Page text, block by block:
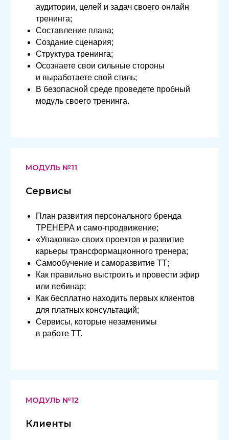
аудитории, целей и задач своего онлайн
тренинга;
Составление плана;
Создание сценария;
Структура тренинга;
Осознаете свои сильные стороны
и выработаете свой стиль;
В безопасной среде проведете пробный
модуль своего тренинга.
МОДУЛЬ №11
Сервисы
План развития персонального бренда
ТРЕНЕРА и само-продвижение;
«Упаковка» своих проектов и развитие
карьеры трансформационного тренера;
Самообучение и саморазвитие ТТ;
Как правильно выстроить и провести эфир
или вебинар;
Как бесплатно находить первых клиентов
для платных консультаций;
Сервисы, которые незаменимы
в работе ТТ.
МОДУЛЬ №12
Клиенты